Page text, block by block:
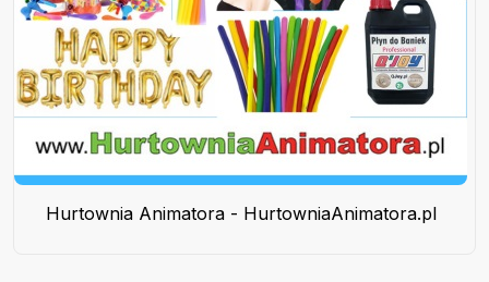
Hurtownia Animatora - HurtowniaAnimatora.pl